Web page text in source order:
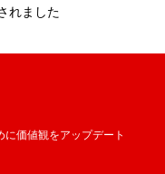
れました
価値観をアップデート